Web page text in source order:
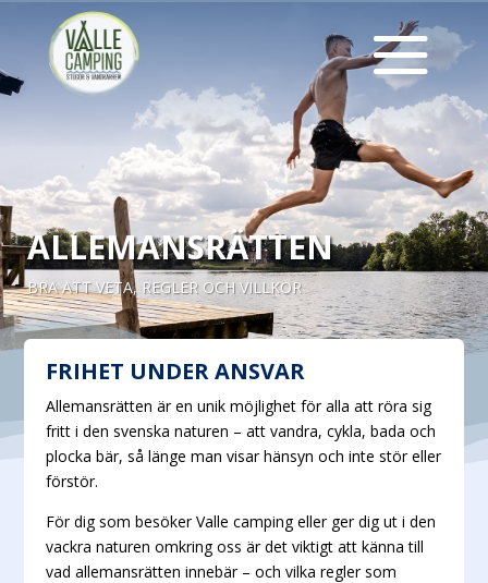
ALLEMANSRÄTTEN
BRA ATT VETA, REGLER OCH VILLKOR
FRIHET UNDER ANSVAR
Allemansrätten är en unik möjlighet för alla att röra sig
fritt i den svenska naturen – att vandra, cykla, bada och
plocka bär, så länge man visar hänsyn och inte stör eller
förstör.
För dig som besöker Valle camping eller ger dig ut i den
vackra naturen omkring oss är det viktigt att känna till
vad allemansrätten innebär – och vilka regler som